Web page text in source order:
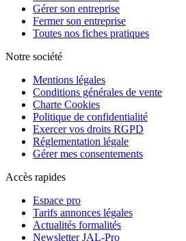
Gérer son entreprise
Fermer son entreprise
Toutes nos fiches pratiques
Notre société
Mentions légales
Conditions générales de vente
Charte Cookies
Politique de confidentialité
Exercer vos droits RGPD
Réglementation légale
Gérer mes consentements
Accès rapides
Espace pro
Tarifs annonces légales
Actualités formalités
Newsletter JAL-Pro